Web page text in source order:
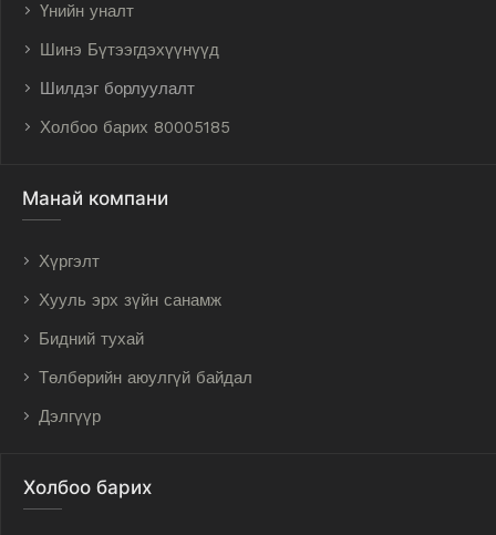
Үнийн уналт
Шинэ Бүтээгдэхүүнүүд
Шилдэг борлуулалт
Холбоо барих 80005185
Манай компани
Хүргэлт
Хууль эрх зүйн санамж
Бидний тухай
Төлбөрийн аюулгүй байдал
Дэлгүүр
Холбоо барих